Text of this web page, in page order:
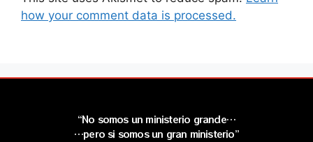
how your comment data is processed.
“No somos un ministerio grande…
…pero si somos un gran ministerio”